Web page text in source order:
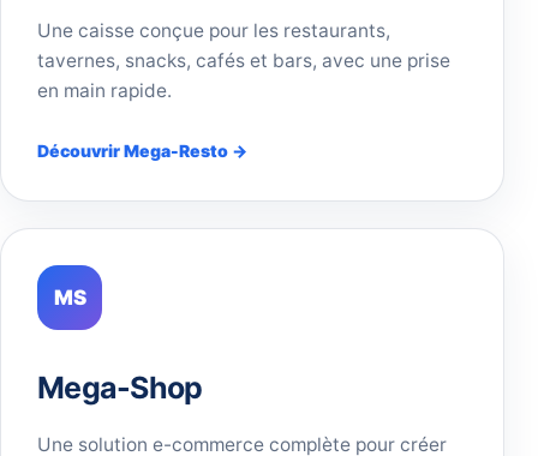
Une caisse conçue pour les restaurants,
tavernes, snacks, cafés et bars, avec une prise
en main rapide.
Découvrir Mega-Resto →
MS
Mega-Shop
Une solution e-commerce complète pour créer